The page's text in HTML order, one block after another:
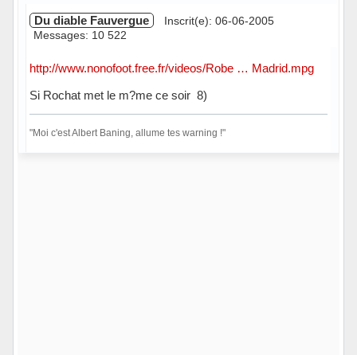
Du diable Fauvergue
Inscrit(e): 06-06-2005
Messages: 10 522
http://www.nonofoot.free.fr/videos/Robe … Madrid.mpg
Si Rochat met le m?me ce soir 8)
"Moi c'est Albert Baning, allume tes warning !"